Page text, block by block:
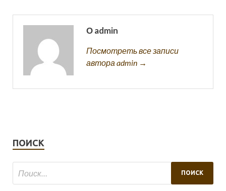
О admin
Посмотреть все записи
автора admin →
ПОИСК